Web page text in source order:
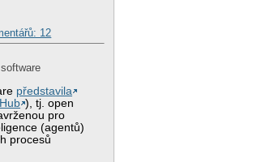
12
představila
), tj. open
pro
(agentů)
procesů